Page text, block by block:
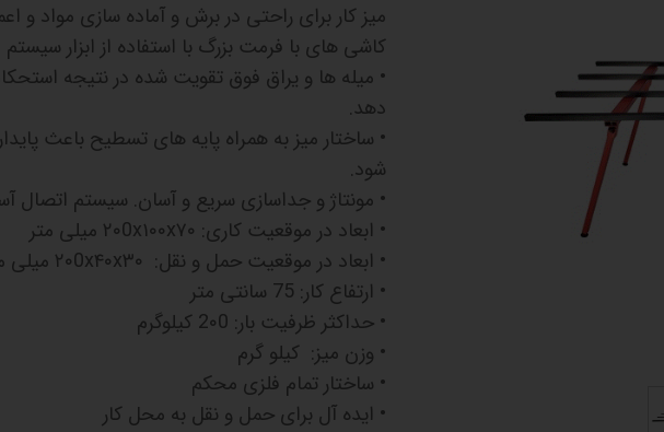
میز کار برای راحتی در برش و آماده سازی مواد
کاشی های با فرمت بزرگ با استفاده از ابزار
• میله ها و یراق فوق تقویت شده در نتیجه
دهد.
• ساختار میز به همراه پایه های تسطیح باعث
شود.
• مونتاژ و جداسازی سریع و آسان. سیستم
• ابعاد در موقعیت کاری: ۲۰0x۱۰۰x۷۰ میلی متر
• ابعاد در موقعیت حمل و نقل: ۲۰0x۴۰x۳۰ میلی متر
• ارتفاع کار: 75 سانتی متر
• حداکثر ظرفیت بار: 2۰0 کیلوگرم
• وزن میز: کیلو گرم
• ساختار تمام فلزی محکم
• ایده آل برای حمل و نقل به محل کار